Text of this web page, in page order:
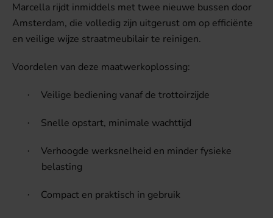
Marcella rijdt inmiddels met twee nieuwe bussen door
Amsterdam, die volledig zijn uitgerust om op efficiënte
en veilige wijze straatmeubilair te reinigen.
Voordelen van deze maatwerkoplossing:
· Veilige bediening vanaf de trottoirzijde
· Snelle opstart, minimale wachttijd
·
Verhoogde werksnelheid en minder fysieke
belasting
· Compact en praktisch in gebruik